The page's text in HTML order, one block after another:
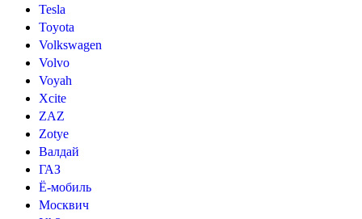
Tesla
Toyota
Volkswagen
Volvo
Voyah
Xcite
ZAZ
Zotye
Валдай
ГАЗ
Ё-мобиль
Москвич